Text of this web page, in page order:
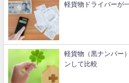
軽貨物ドライバーが
軽貨物（黒ナンバー
ンして比較